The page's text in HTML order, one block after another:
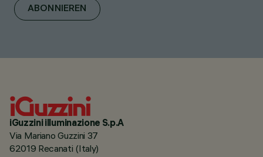
ABONNIEREN
iGuzzini illuminazione S.p.A
Via Mariano Guzzini 37
62019 Recanati (Italy)